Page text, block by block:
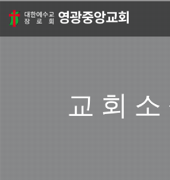
교회